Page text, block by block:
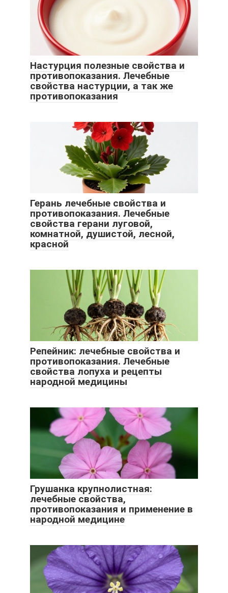
Настурция полезные свойства и
противопоказания. Лечебные
свойства настурции, а так же
противопоказания
Герань лечебные свойства и
противопоказания. Лечебные
свойства герани луговой,
комнатной, душистой, лесной,
красной
Репейник: лечебные свойства и
противопоказания. Лечебные
свойства лопуха и рецепты
народной медицины
Грушанка крупнолистная:
лечебные свойства,
противопоказания и применение в
народной медицине